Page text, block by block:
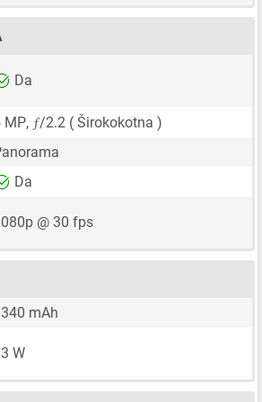
Da
MP, ƒ/2.2 ( Širokokotna )
Da
@ 30 fps
mAh
W